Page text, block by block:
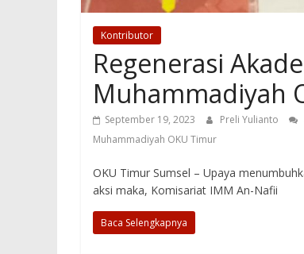
Kontributor
Regenerasi
Muhammadiyah
September 19, 2023 Preli Yulianto
Muhammadiyah OKU Timur
OKU Timur Sumsel – Upaya
aksi maka, Komisariat IMM An-Nafii
Baca Selengkapnya